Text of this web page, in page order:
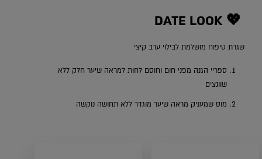
DATE LOOK 💖 ‎
שגרת טיפוח מושלמת לבילוי ערב קיצי
ספריי הגנה מפני חום וחוסם לחות למראה שיער חלק ללא
שוונצים
מוס שמעניק מראה שיער מוגדר ללא תחושה נוקשה